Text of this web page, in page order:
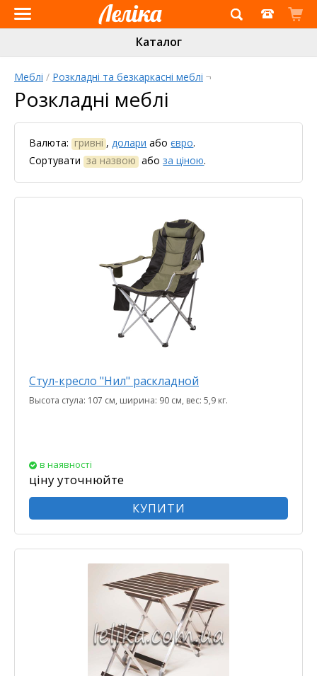
Інтернет-
магазин
«Леліка»
Каталог
Меблі / Розкладні та безкаркасні меблі ¬
Розкладні меблі
Валюта: гривні ,долари абоєвро.
Сортувати за назвою абоза ціною.
Cтул-кресло "Нил" раскладной
Высота стула: 107 см, ширина: 90 см, вес: 5,9 кг.
в наявності
ціну уточнюйте
КУПИТИ